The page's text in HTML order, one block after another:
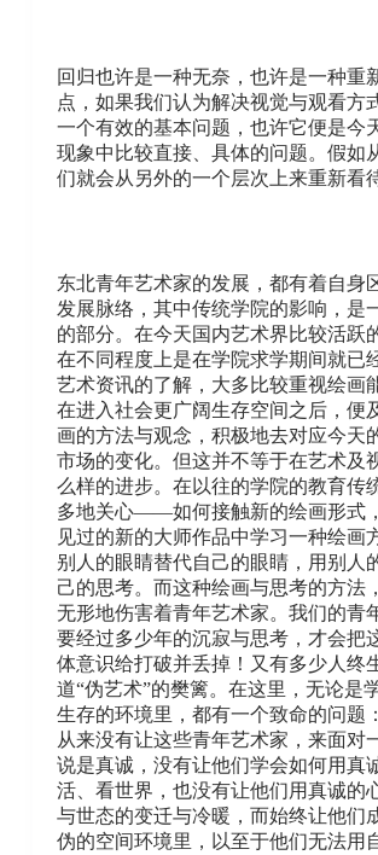
回归也许是一种无奈，也许是一种重
点，如果我们认为解决视觉与观看方
一个有效的基本问题，也许它便是今
现象中比较直接、具体的问题。假如
们就会从另外的一个层次上来重新看
东北青年艺术家的发展，都有着自身
发展脉络，其中传统学院的影响，是
的部分。在今天国内艺术界比较活跃
在不同程度上是在学院求学期间就已
艺术资讯的了解，大多比较重视绘画
在进入社会更广阔生存空间之后，便
画的方法与观念，积极地去对应今天
市场的变化。但这并不等于在艺术及
么样的进步。在以往的学院的教育传
多地关心——如何接触新的绘画形式
见过的新的大师作品中学习一种绘画
别人的眼睛替代自己的眼睛，用别人
己的思考。而这种绘画与思考的方法
无形地伤害着青年艺术家。我们的青
要经过多少年的沉寂与思考，才会把
体意识给打破并丢掉！又有多少人终
道“伪艺术”的樊篱。在这里，无论是
生存的环境里，都有一个致命的问题
从来没有让这些青年艺术家，来面对
说是真诚，没有让他们学会如何用真
活、看世界，也没有让他们用真诚的
与世态的变迁与冷暖，而始终让他们
伪的空间环境里，以至于他们无法用